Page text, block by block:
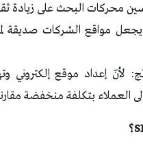
محركات البحث على زيادة
يجعل مواقع الشركات
لأنّ إعداد موقع إلكتروني
بتكلفة منخفضة مقارنةً